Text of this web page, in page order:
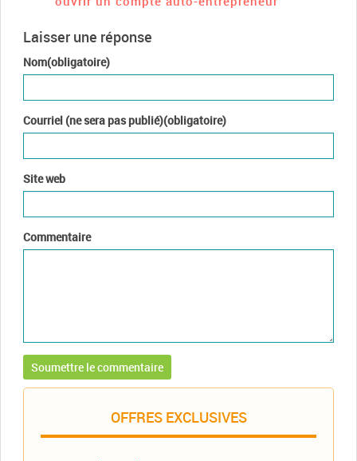
Laisser une réponse
Nom(obligatoire)
Courriel (ne sera pas publié)(obligatoire)
Site web
Commentaire
OFFRES EXCLUSIVES